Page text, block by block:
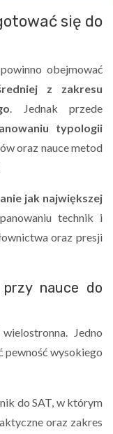
się do
obejmować
z zakresu
. Jednak przede
typologii
oraz nauce metod
jak największej
technik i
oraz presji
nauce do
Jedno
pewność wysokiego
do SAT, w którym
oraz zakres